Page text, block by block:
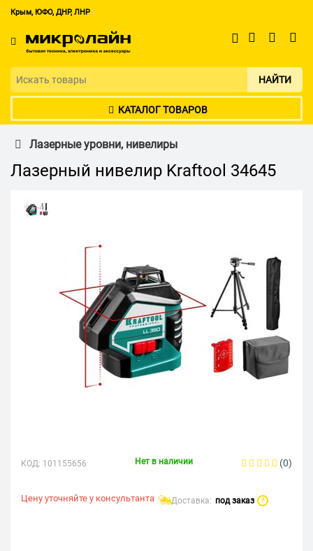
Крым, ЮФО, ДНР, ЛНР
НАЙТИ
КАТАЛОГ ТОВАРОВ
Лазерные уровни, нивелиры
Лазерный нивелир Kraftool 34645
КОД: 101155656 Нет в наличии (0)
Цену уточняйте у консультанта Доставка: под заказ ?